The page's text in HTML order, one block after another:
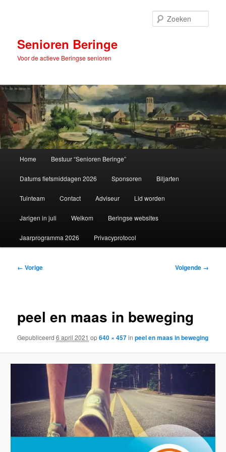
inhoudSenioren Beringe
Voor de actieve Beringse senioren
Home Bestuur “Senioren Beringe”
Datums fietsmiddagen 2026 Sponsoren Biljarten
Tuinteam Contact Adviseur Lid worden
Jarigen in juli Welkom Beringse websites
Jaarprogramma 2026 Privacyprotocol
Afbeeldingsnavigatie
← Vorige Volgende →
peel en maas in beweging
Gepubliceerd6 april 2021 op640 × 457inpeel en maas in beweging